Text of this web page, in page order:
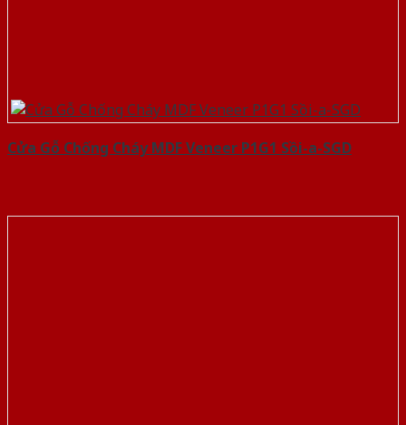
Cửa Gỗ Chống Cháy MDF Veneer P1G1 Sồi-a-SGD